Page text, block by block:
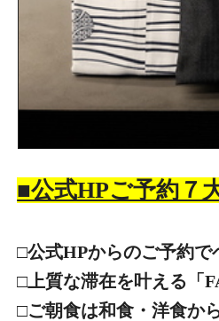
■公式HPご予約７
□公式HPからのご予約で
□上質な滞在を叶える「
□ご朝食は和食・洋食か